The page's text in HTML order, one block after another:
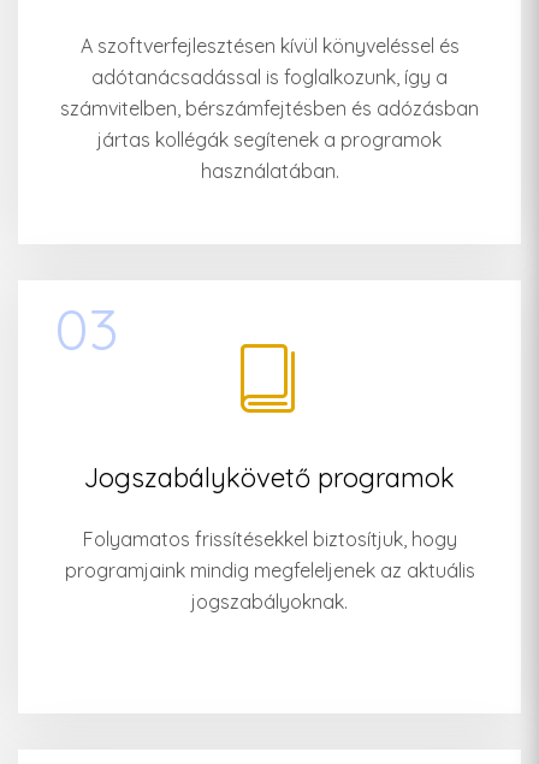
A szoftverfejlesztésen kívül könyveléssel és
adótanácsadással is foglalkozunk, így a
számvitelben, bérszámfejtésben és adózásban
jártas kollégák segítenek a programok
használatában.
03
Jogszabálykövető programok
Folyamatos frissítésekkel biztosítjuk, hogy
programjaink mindig megfeleljenek az aktuális
jogszabályoknak.